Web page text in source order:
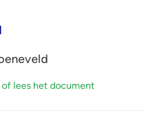
of lees het document